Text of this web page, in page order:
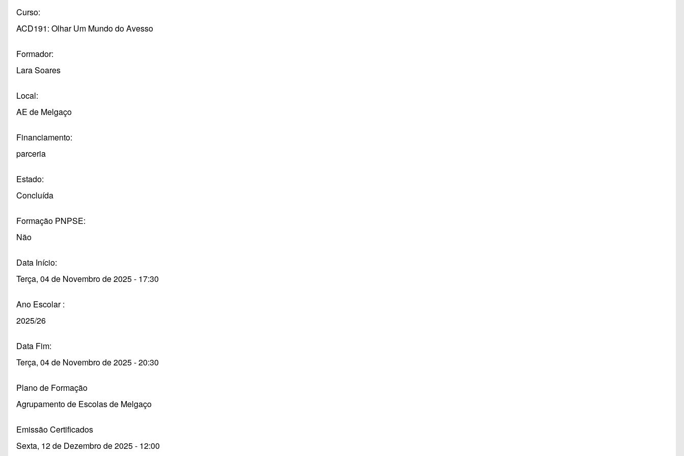
Curso
ACD191: Olhar Um Mundo do Avesso
Formador
Lara Soares
Local
AE de Melgaço
Financiamento
parceria
Estado
Concluída
Formação PNPSE
Não
Data Início
Terça, 04 de Novembro de 2025 - 17:30
Ano Escolar
2025/26
Data Fim
Terça, 04 de Novembro de 2025 - 20:30
Plano de Formação
Agrupamento de Escolas de Melgaço
Emissão Certificados
Sexta, 12 de Dezembro de 2025 - 12:00